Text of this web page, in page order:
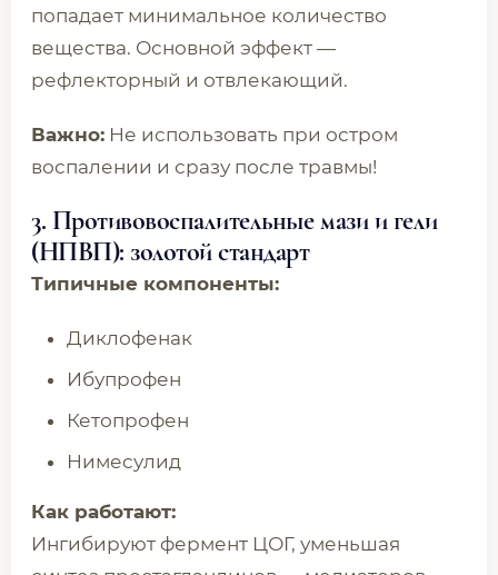
попадает минимальное количество
вещества. Основной эффект —
рефлекторный и отвлекающий.
Важно: Не использовать при остром
воспалении и сразу после травмы!
3. Противовоспалительные мази и гели
(НПВП): золотой стандарт
Типичные компоненты:
Диклофенак
Ибупрофен
Кетопрофен
Нимесулид
Как работают:
Ингибируют фермент ЦОГ, уменьшая